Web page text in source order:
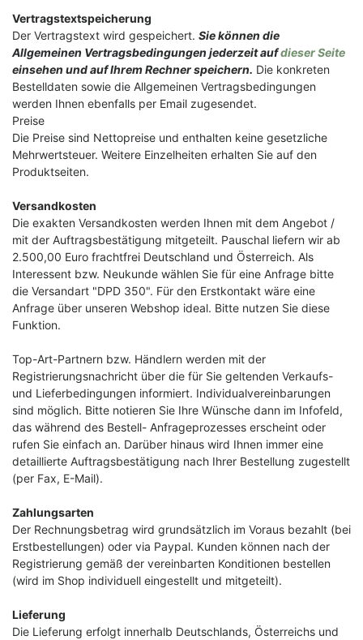
Vertragstextspeicherung
Der Vertragstext wird gespeichert. Sie können die
Allgemeinen Vertragsbedingungen jederzeit aufdieser Seite
einsehen und auf Ihrem Rechner speichern. Die konkreten
Bestelldaten sowie die Allgemeinen Vertragsbedingungen
werden Ihnen ebenfalls per Email zugesendet.
Preise
Die Preise sind Nettopreise und enthalten keine gesetzliche
Mehrwertsteuer. Weitere Einzelheiten erhalten Sie auf den
Produktseiten.
Versandkosten
Die exakten Versandkosten werden Ihnen mit dem Angebot /
mit der Auftragsbestätigung mitgeteilt. Pauschal liefern wir ab
2.500,00 Euro frachtfrei Deutschland und Österreich. Als
Interessent bzw. Neukunde wählen Sie für eine Anfrage bitte
die Versandart "DPD 350". Für den Erstkontakt wäre eine
Anfrage über unseren Webshop ideal. Bitte nutzen Sie diese
Funktion.
Top-Art-Partnern bzw. Händlern werden mit der
Registrierungsnachricht über die für Sie geltenden Verkaufs-
und Lieferbedingungen informiert. Individualvereinbarungen
sind möglich. Bitte notieren Sie Ihre Wünsche dann im Infofeld,
das während des Bestell- Anfrageprozesses erscheint oder
rufen Sie einfach an. Darüber hinaus wird Ihnen immer eine
detaillierte Auftragsbestätigung nach Ihrer Bestellung zugestellt
(per Fax, E-Mail).
Zahlungsarten
Der Rechnungsbetrag wird grundsätzlich im Voraus bezahlt (bei
Erstbestellungen) oder via Paypal. Kunden können nach der
Registrierung gemäß der vereinbarten Konditionen bestellen
(wird im Shop individuell eingestellt und mitgeteilt).
Lieferung
Die Lieferung erfolgt innerhalb Deutschlands, Österreichs und